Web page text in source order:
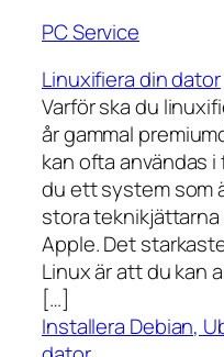
PC Service
Linuxifiera din dator
Varför ska du
år gammal
kan ofta användas i
du ett system som
stora
Apple. Det
Linux är att du kan
[…]
Installera Debian,